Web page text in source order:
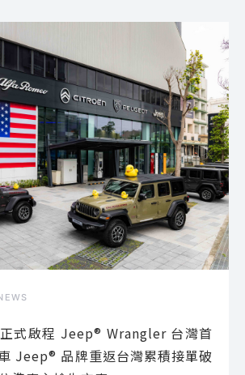
式啟程 Jeep® Wrangler 台灣首
Jeep® 品牌重返台灣累積接單破